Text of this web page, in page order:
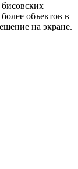
объектов в
на экране.